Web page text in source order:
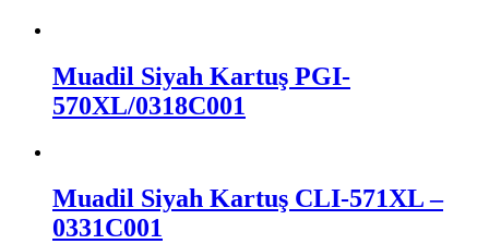
Muadil Siyah Kartuş PGI-
570XL/0318C001
Muadil Siyah Kartuş CLI-571XL –
0331C001